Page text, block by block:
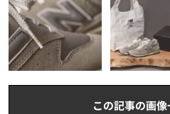
この記事の画像